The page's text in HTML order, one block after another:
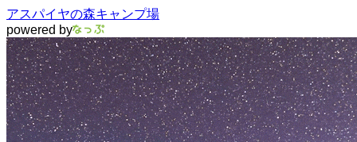
アスパイヤの森キャンプ場
powered by